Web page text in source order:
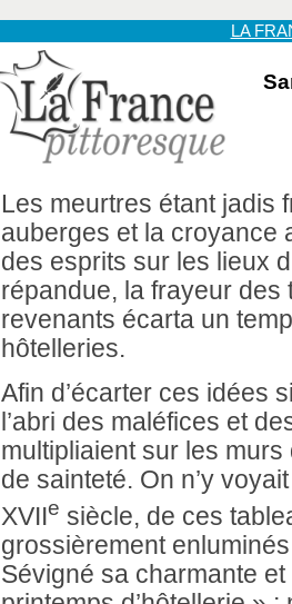
LA
Les meurtres étant jadis
auberges et la croyance
des esprits sur les lieux
répandue, la frayeur des
revenants écarta un
hôtelleries.
Afin d’écarter ces idées
l’abri des maléfices et
multipliaient sur les
de sainteté. On n’y
XVIIe siècle, de ces
grossièrement
Sévigné sa charmante